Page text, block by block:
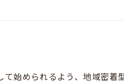
始められるよう、地域密着